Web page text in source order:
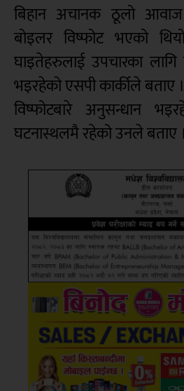
बिहान अचानक ठूलो आवाज
बोइलर विष्फोट भएको
घाइतेहरुलाई उपचारका लागि
भइरहेको एसपी कार्कीले बताए ।
विष्फोटबारे अनुसन्धान
घटनास्थलमै रहेको उनले बताए ।